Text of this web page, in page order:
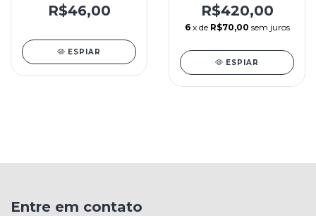
Niquel - Preto - L/L -
Yashi
R$46,00
ESPIAR
R$420,00
6 x de R$70,00 sem juros
ESPIAR
Entre em contato